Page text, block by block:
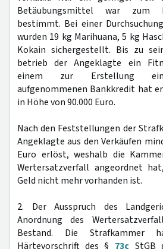
Betäubungsmittel war zum
bestimmt. Bei einer
wurden 19 kg Marihuana, 5 kg
Kokain sichergestellt. Bis zu
betrieb der Angeklagte ein
einem zur Erstellung
aufgenommenen Bankkredit hat
in Höhe von 90.000 Euro.
Nach den Feststellungen der
Angeklagte aus den Verkäufen
Euro erlöst, weshalb die
Wertersatzverfall angeordnet
Geld nicht mehr vorhanden ist.
2. Der Ausspruch des
Anordnung des
Bestand. Die Strafkammer
Härtevorschrift des § 73c StGB